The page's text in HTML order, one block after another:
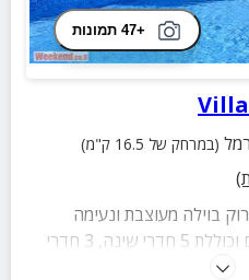
+47 תמונות
(במרחק של 16.5 ק"מ)
בוילה מעוצבת ונעימה
המתאימה לעד 20 אורחים וכוללת 5 חדרי שינה, 3 חדרי
סלון מוקפד, אופני כושר,